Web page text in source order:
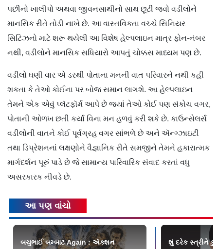
પછીનો ખાલીપો અથવા જીવનસાથીનો સાથ છૂટી જવો વડીલોને
માનસિક રીતે તોડી નાખે છે. આ વાસ્તવિકતા વચ્ચે સિનિયર
સિટિઝનો માટે શરૂ થયેલી આ વિશેષ હેલ્પલાઇન માત્ર ફોન-નંબર
નથી, વડીલોને માનસિક સધિયારો આપતું ચોક્કસ માધ્યમ પણ છે.
વડીલો ઘણી વાર એ ડરથી પોતાના મનની વાત પરિવારને નથી કહી
શકતા કે તેઓ કોઈના પર બોજ સમાન લાગશે. આ હેલ્પલાઇન
તેમને એક એવું પ્લૅટફૉર્મ આપે છે જ્યાં તેઓ કોઈ પણ સંકોચ વગર,
પોતાની ઓળખ છતી કર્યા વિના મન હળવું કરી શકે છે. કાઉન્સેલર્સ
વડીલોની વાતને કોઈ પૂર્વગ્રહ વગર સાંભળે છે અને ઍન્ગ્ઝાઇટી
તથા ડિપ્રેશનનાં લક્ષણોને વૈજ્ઞાનિક રીતે સમજીને તેમને હકારાત્મક
માર્ગદર્શન પૂરું પાડે છે જે સામાન્ય પારિવારિક સંવાદ કરતાં વધુ
અસરકારક નીવડે છે.
આ પણ વાંચો
બચુભાઈ બમ્બાટ Again : ઍક્શન
શું દરેક સ્ત્રીને